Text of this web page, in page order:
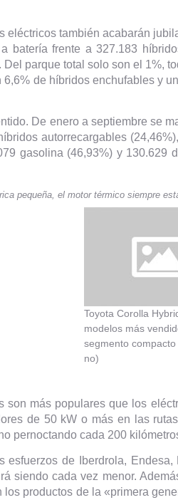
eléctricos también acabarán
batería frente a 327.183
. Del parque total solo son el 1%,
de híbridos enchufables y
De enero a septiembre se
autorrecargables
gasolina (46,93%) y 130.629
pequeña, el motor térmico siempre
Toyota Corolla
modelos más
segmento
no)
son más populares que los
de 50 kW o más en las
pernoctando cada 200
esfuerzos de Iberdrola,
siendo cada vez menor.
productos de la «primera